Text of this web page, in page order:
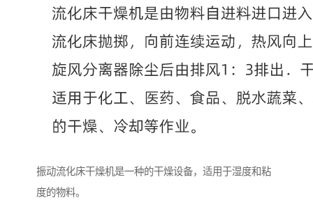
振动流化床干燥机是一种的干燥设备，适用于湿度和粘
度的物料。